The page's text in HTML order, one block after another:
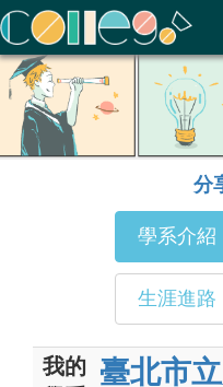
ColleGo! 大學選才與高中育才
分
學系介紹
生涯進路
我的
臺北市